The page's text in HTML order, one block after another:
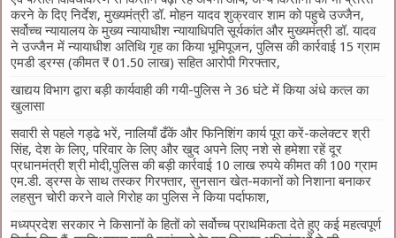
करने के दिए निर्देश, मुख्यमंत्री डॉ. मोहन यादव शुक्रवार शाम को पहुचे उज्जैन,
सर्वोच्च न्यायालय के मुख्‍य न्‍यायाधीश न्यायाधिपति सूर्यकांत और मुख्यमंत्री डॉ. यादव
ने उज्जैन में न्यायाधीश अतिथि गृह का किया भूमिपूजन, पुलिस की कार्रवाई 15 ग्राम
एमडी ड्रग्स (कीमत ₹ 01.50 लाख) सहित आरोपी गिरफ्तार,
खाद्यय विभाग द्वारा बड़ी कार्यवाही की गयी-पुलिस ने 36 घंटे में किया अंधे कत्ल का
खुलासा
सवारी से पहले गड्ढे भरें, नालियाँ ढँकें और फिनिशिंग कार्य पूरा करें-कलेक्टर श्री
सिंह, देश के लिए, परिवार के लिए और खुद अपने लिए नशे से हमेशा रहें दूर
प्रधानमंत्री श्री मोदी,पुलिस की बड़ी कार्रवाई 10 लाख रुपये कीमत की 100 ग्राम
एम.डी. ड्रग्स के साथ तस्कर गिरफ्तार, सुनसान खेत-मकानों को निशाना बनाकर
लहसुन चोरी करने वाले गिरोह का पुलिस ने किया पर्दाफाश,
मध्यप्रदेश सरकार ने किसानों के हितों को सर्वोच्च प्राथमिकता देते हुए कई महत्वपूर्ण